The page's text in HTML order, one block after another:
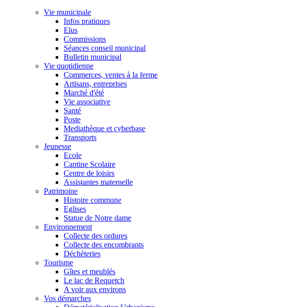
Vie municipale
Infos pratiques
Elus
Commissions
Séances conseil municipal
Bulletin municipal
Vie quotidienne
Commerces, ventes à la ferme
Artisans, entreprises
Marché d'été
Vie associative
Santé
Poste
Mediathèque et cyberbase
Transports
Jeunesse
Ecole
Cantine Scolaire
Centre de loisirs
Assistantes maternelle
Patrimoine
Histoire commune
Eglises
Statue de Notre dame
Environnement
Collecte des ordures
Collecte des encombrants
Déchèteries
Tourisme
Gîtes et meublés
Le lac de Requetch
A voir aux environs
Vos démarches